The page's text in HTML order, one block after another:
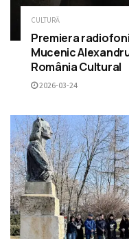
CULTURĂ
Premiera
Mucenic
România Cultural
2026-03-24